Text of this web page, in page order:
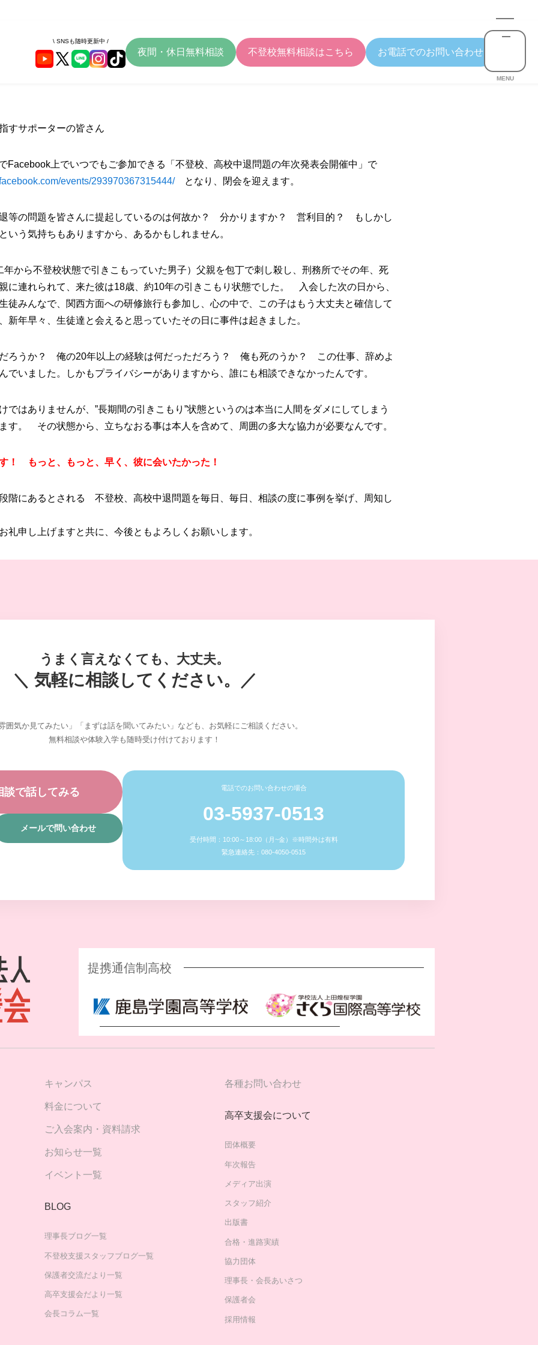
\ SNSも随時更新中 /
夜間・休日無料相談 不登校無料相談はこちら お電話でのお問い合わせ
MENU
すサポーターの皆さん
Facebook上でいつでもご参加できる「不登校、高校中退問題の年次発表会開催中」で
events/293970367315444/となり、閉会を迎えます。
等の問題を皆さんに提起しているのは何故か？ 分かりますか？ 営利目的？ もしかし
いう気持ちもありますから、あるかもしれません。
から不登校状態で引きこもっていた男子）父親を包丁で刺し殺し、刑務所でその年、死
に連れられて、来た彼は18歳、約10年の引きこもり状態でした。 入会した次の日から、
徒みんなで、関西方面への研修旅行も参加し、心の中で、この子はもう大丈夫と確信して
新年早々、生徒達と会えると思っていたその日に事件は起きました。
ろうか？ 俺の20年以上の経験は何だっただろう？ 俺も死のうか？ この仕事、辞めよ
いました。しかもプライバシーがありますから、誰にも相談できなかったんです。
ではありませんが、”長期間の引きこもり”状態というのは本当に人間をダメにしてしまう
。 その状態から、立ちなおる事は本人を含めて、周囲の多大な協力が必要なんです。
！ もっと、もっと、早く、彼に会いたかった！
階にあるとされる 不登校、高校中退問題を毎日、毎日、相談の度に事例を挙げ、周知し
礼申し上げますと共に、今後ともよろしくお願いします。
うまく言えなくても、大丈夫。
＼ 気軽に相談してください。／
囲気か見てみたい」「まずは話を聞いてみたい」なども、お気軽にご相談ください。
無料相談や体験入学も随時受け付けております！
談で話してみる
メールで問い合わせ
電話でのお問い合わせの場合
03-5937-0513
受付時間：10:00～18:00（月~金）※時間外は有料
緊急連絡先：080-4050-0515
提携通信制高校
キャンパス
料金について
ご入会案内・資料請求
お知らせ一覧
イベント一覧
BLOG
理事長ブログ一覧
不登校支援スタッフブログ一覧
保護者交流だより一覧
高卒支援会だより一覧
会長コラム一覧
各種お問い合わせ
高卒支援会について
団体概要
年次報告
メディア出演
スタッフ紹介
出版書
合格・進路実績
協力団体
理事長・会長あいさつ
保護者会
採用情報